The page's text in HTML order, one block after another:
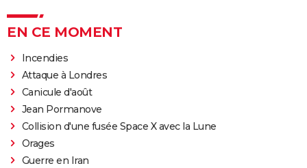
EN CE MOMENT
Incendies
Attaque à Londres
Canicule d'août
Jean Pormanove
Collision d'une fusée Space X avec la Lune
Orages
Guerre en Iran